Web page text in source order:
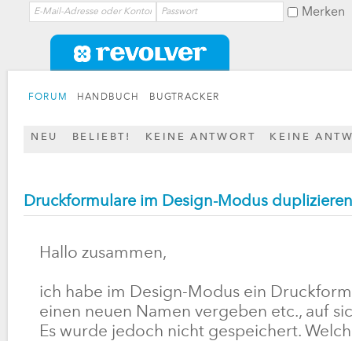
Merken
FORUM HANDBUCH BUGTRACKER
NEU BELIEBT! KEINE ANTWORT KEINE
Druckformulare im Design-Modus duplizieren
Hallo zusammen,
ich habe im Design-Modus ein
einen neuen Namen vergeben etc., auf
Es wurde jedoch nicht gespeichert.